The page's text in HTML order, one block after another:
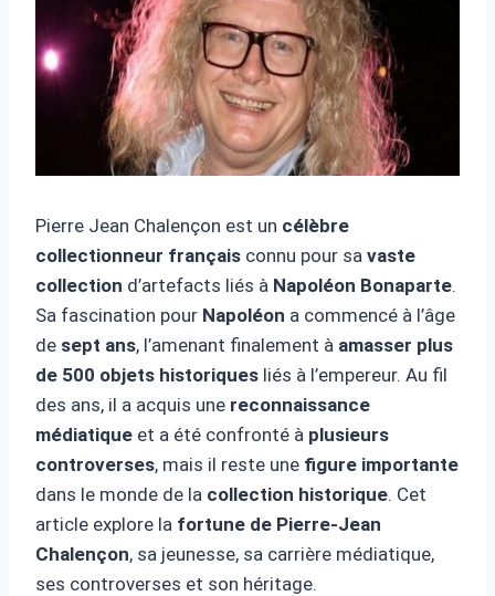
Pierre Jean Chalençon est un célèbre
collectionneur français connu pour sa vaste
collection d’artefacts liés à Napoléon Bonaparte.
Sa fascination pour Napoléon a commencé à l’âge
de sept ans, l’amenant finalement à amasser plus
de 500 objets historiques liés à l’empereur. Au fil
des ans, il a acquis une reconnaissance
médiatique et a été confronté à plusieurs
controverses, mais il reste une figure importante
dans le monde de la collection historique. Cet
article explore la fortune de Pierre-Jean
Chalençon, sa jeunesse, sa carrière médiatique,
ses controverses et son héritage.